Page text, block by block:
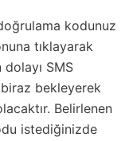
kodunuz
tıklayarak
SMS
bekleyerek
Belirlenen
istediğinizde